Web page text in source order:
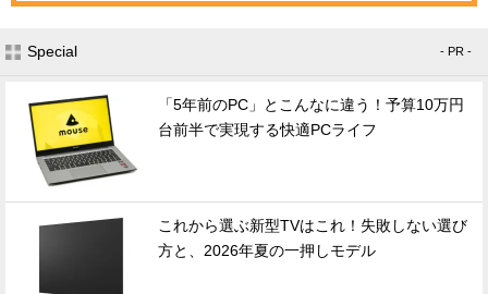
Special - PR -
「5年前のPC」とこんなに違う！予算10万円
台前半で実現する快適PCライフ
これから選ぶ新型TVはこれ！失敗しない選び
方と、2026年夏の一押しモデル